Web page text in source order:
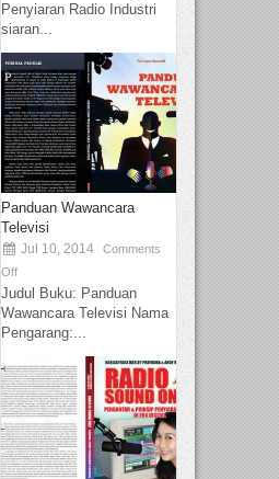
Penyiaran Radio Industri
siaran...
Panduan Wawancara
Televisi
Jul 10, 2014
Comments
Off
Judul Buku: Panduan
Wawancara Televisi Nama
Pengarang:...